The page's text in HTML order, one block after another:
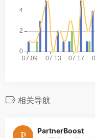
相关导航
PartnerBoost